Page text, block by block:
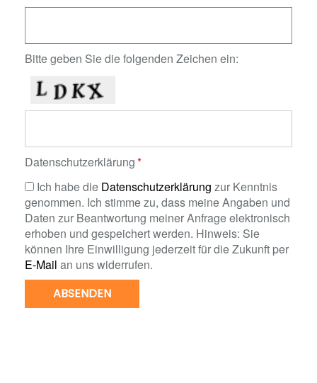
Bitte geben Sie die folgenden Zeichen ein:
Datenschutzerklärung
Ich habe die Datenschutzerklärung zur Kenntnis
genommen. Ich stimme zu, dass meine Angaben und
Daten zur Beantwortung meiner Anfrage elektronisch
erhoben und gespeichert werden. Hinweis: Sie
können Ihre Einwilligung jederzeit für die Zukunft per
E-Mail an uns widerrufen.
ABSENDEN